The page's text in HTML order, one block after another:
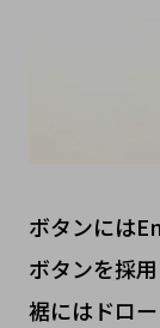
ボタンには
ボタンを採用
裾にはドロ